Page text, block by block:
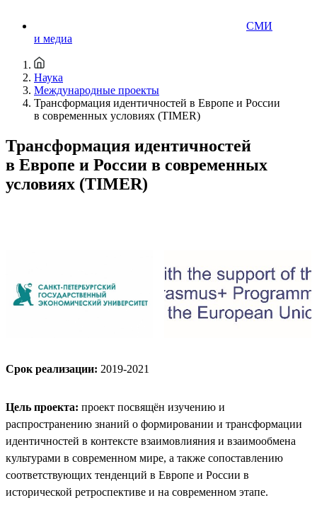
СМИ
и медиа
Наука
Международные проекты
Трансформация идентичностей в Европе и России
в современных условиях (TIMER)
Трансформация идентичностей
в Европе и России в современных
условиях (TIMER)
Срок реализации: 2019-2021
Цель проекта: проект посвящён изучению и
распространению знаний о формировании и трансформации
идентичностей в контексте взаимовлияния и взаимообмена
культурами в современном мире, а также сопоставлению
соответствующих тенденций в Европе и России в
исторической ретроспективе и на современном этапе.